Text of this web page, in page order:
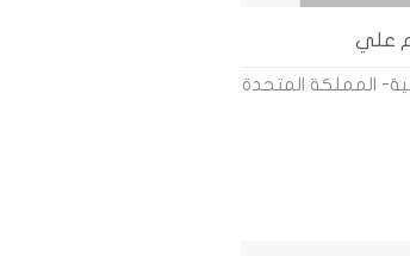
علي
المملكة المتحدة